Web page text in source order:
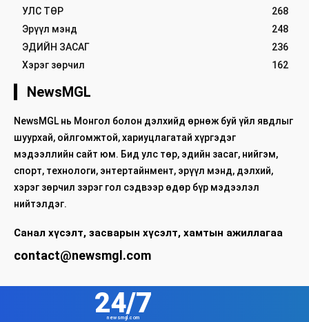
УЛС ТӨР
268
Эрүүл мэнд
248
ЭДИЙН ЗАСАГ
236
Хэрэг зөрчил
162
NewsMGL
NewsMGL нь Монгол болон дэлхийд өрнөж буй үйл явдлыг
шуурхай, ойлгомжтой, хариуцлагатай хүргэдэг
мэдээллийн сайт юм. Бид улс төр, эдийн засаг, нийгэм,
спорт, технологи, энтертайнмент, эрүүл мэнд, дэлхий,
хэрэг зөрчил зэрэг гол сэдвээр өдөр бүр мэдээлэл
нийтэлдэг.
Санал хүсэлт, засварын хүсэлт, хамтын ажиллагаа
contact@newsmgl.com
24/7
newsmgl.com